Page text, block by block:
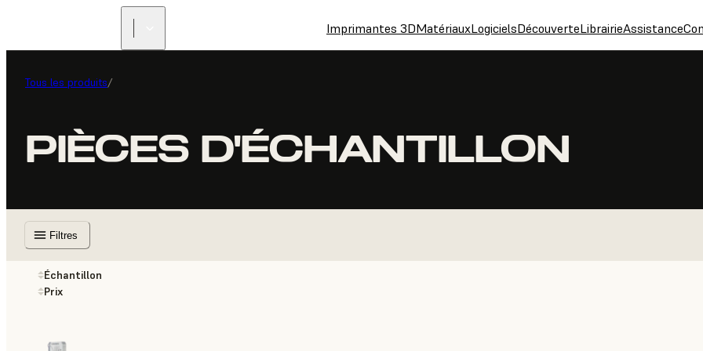
Imprimantes 3DMatériauxLogicielsDécouverteLibrairieAssistance
Tous les produits/
PIÈCES D'ÉCHANTILLON
Filtres
Échantillon
Prix